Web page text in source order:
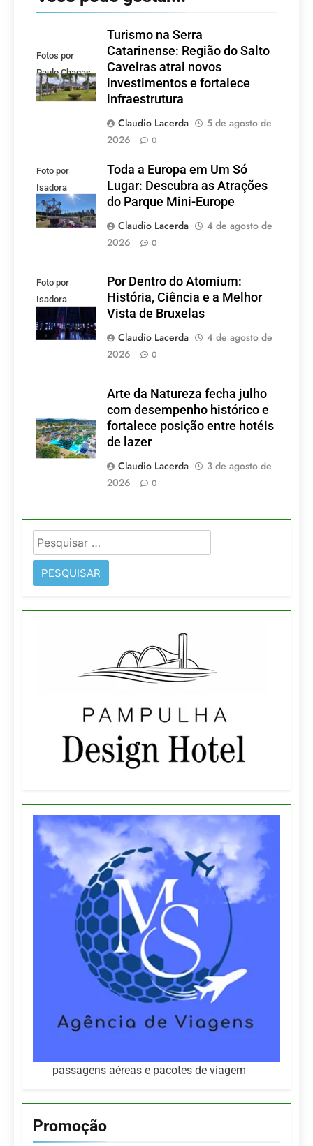
Fotos por
Paulo Chagas
Turismo na Serra
Catarinense: Região do Salto
Caveiras atrai novos
investimentos e fortalece
infraestrutura
Claudio Lacerda
5 de agosto de
2026
0
Foto por
Isadora
Lacerda
Toda a Europa em Um Só
Lugar: Descubra as Atrações
do Parque Mini-Europe
Claudio Lacerda
4 de agosto de
2026
0
Foto por
Isadora
Lacerda
Por Dentro do Atomium:
História, Ciência e a Melhor
Vista de Bruxelas
Claudio Lacerda
4 de agosto de
2026
0
Arte da Natureza fecha julho
com desempenho histórico e
fortalece posição entre hotéis
de lazer
Claudio Lacerda
3 de agosto de
2026
0
Pesquisar
por:
passagens aéreas e pacotes de viagem
Promoção